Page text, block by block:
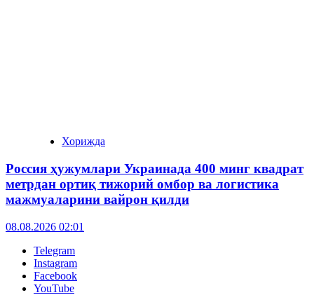
Хорижда
Россия ҳужумлари Украинада 400 минг квадрат
метрдан ортиқ тижорий омбор ва логистика
мажмуаларини вайрон қилди
08.08.2026 02:01
Telegram
Instagram
Facebook
YouTube